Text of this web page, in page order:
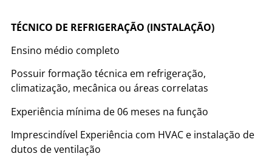
TÉCNICO DE REFRIGERAÇÃO (INSTALAÇÃO)
Ensino médio completo
Possuir formação técnica em refrigeração,
climatização, mecânica ou áreas correlatas
Experiência mínima de 06 meses na função
Imprescindível Experiência com HVAC e instalação de
dutos de ventilação